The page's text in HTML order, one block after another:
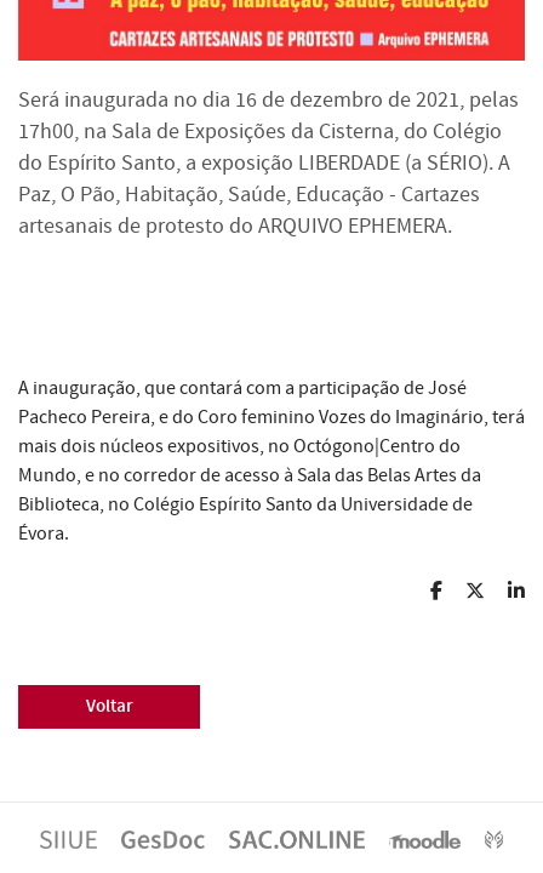
Será inaugurada no dia 16 de dezembro de 2021, pelas
17h00, na Sala de Exposições da Cisterna, do Colégio
do Espírito Santo, a exposição LIBERDADE (a SÉRIO). A
Paz, O Pão, Habitação, Saúde, Educação - Cartazes
artesanais de protesto do ARQUIVO EPHEMERA.
A inauguração, que contará com a participação de José
Pacheco Pereira, e do Coro feminino Vozes do Imaginário, terá
mais dois núcleos expositivos, no Octógono|Centro do
Mundo, e no corredor de acesso à Sala das Belas Artes da
Biblioteca, no Colégio Espírito Santo da Universidade de
Évora.
Voltar